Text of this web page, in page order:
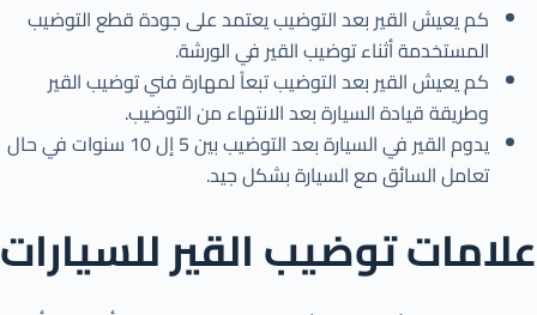
كم يعيش القير بعد التوضيب يعتمد على جودة قطع التوضيب
المستخدمة أثناء توضيب القير في الورشة.
كم يعيش القير بعد التوضيب تبعاً لمهارة فني توضيب القير
وطريقة قيادة السيارة بعد الانتهاء من التوضيب.
يدوم القير في السيارة بعد التوضيب بين 5 إل 10 سنوات في حال
تعامل السائق مع السيارة بشكل جيد.
علامات توضيب القير للسيارات